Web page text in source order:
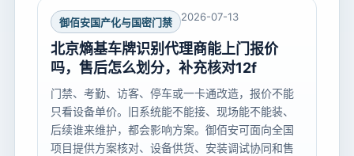
御佰安国产化与国密门禁 2026-07-13
北京熵基车牌识别代理商能上门报价
吗，售后怎么划分，补充核对12f
门禁、考勤、访客、停车或一卡通改造，报价不能
只看设备单价。旧系统能不能接、现场能不能装、
后续谁来维护，都会影响方案。御佰安可面向全国
项目提供方案核对、设备供货、安装调试协同和售